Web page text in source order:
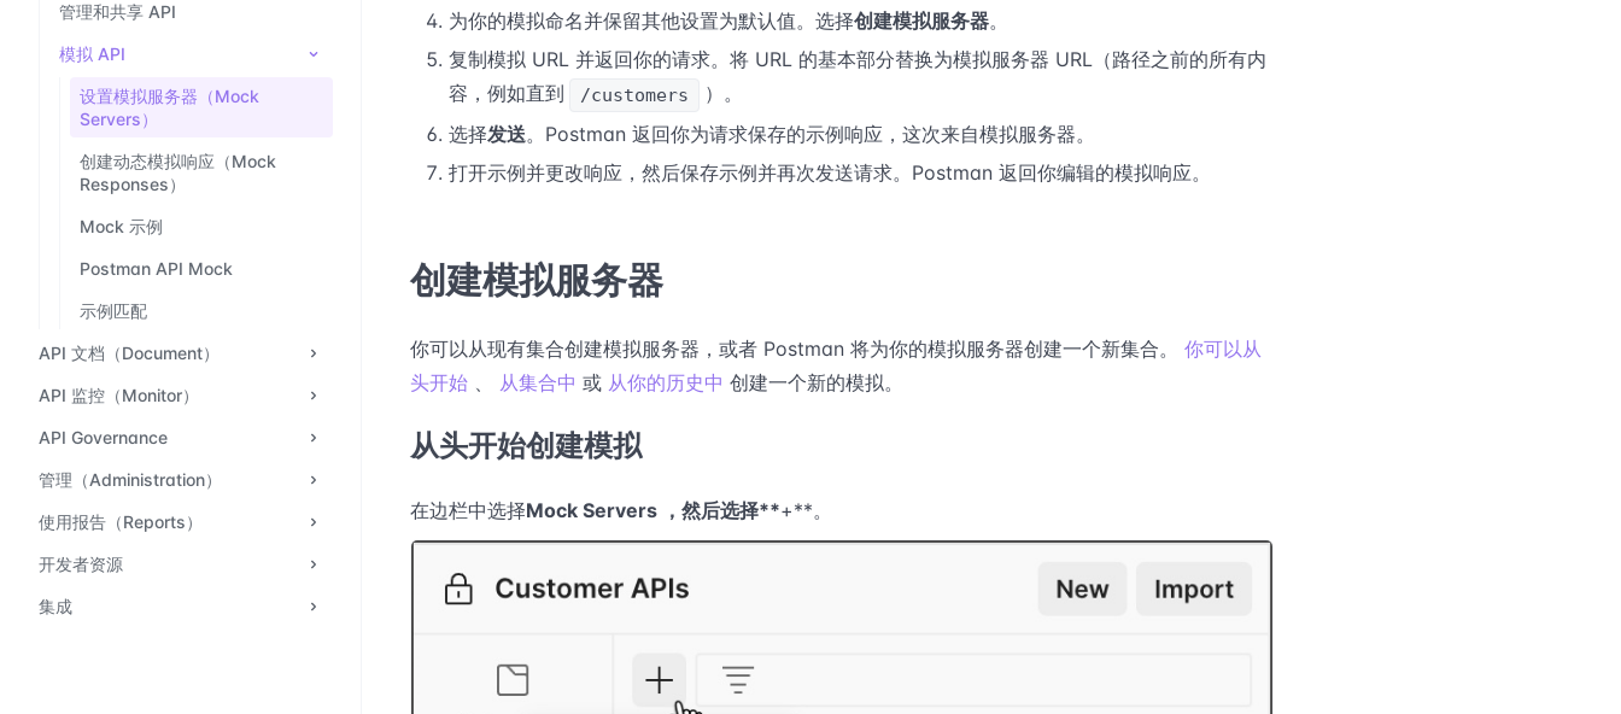
管理和共享 API
模拟 API
设置模拟服务器（Mock
Servers）
创建动态模拟响应（Mock
Responses）
Mock 示例
Postman API Mock
示例匹配
API 文档（Document）
API 监控（Monitor）
API Governance
管理（Administration）
使用报告（Reports）
开发者资源
集成
为你的模拟命名并保留其他设置为默认值。选择创建模拟服务器。
复制模拟 URL 并返回你的请求。将 URL 的基本部分替换为模拟服务器 URL（路径之前的所有内
容，例如直到
/customers
）。
选择发送。Postman 返回你为请求保存的示例响应，这次来自模拟服务器。
打开示例并更改响应，然后保存示例并再次发送请求。Postman 返回你编辑的模拟响应。
创建模拟服务器
你可以从现有集合创建模拟服务器，或者 Postman 将为你的模拟服务器创建一个新集合。 你可以从
头开始
从集合中 或 从你的历史中 创建一个新的模拟。
从头开始创建模拟
在边栏中选择Mock Servers ，然后选择**+**。